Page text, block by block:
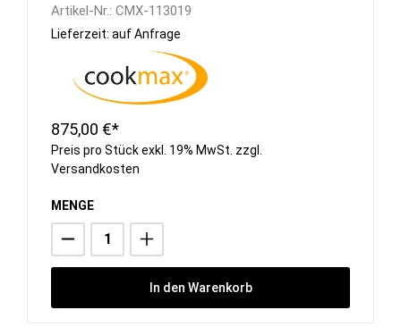
Artikel-Nr.: CMX-113019
Lieferzeit: auf Anfrage
875,00 €*
Preis pro Stück exkl. 19% MwSt. zzgl.
Versandkosten
MENGE
In den Warenkorb